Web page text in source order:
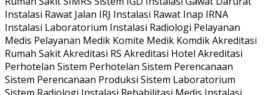
Instalasi Rawat Jalan IRJ Instalasi Rawat Inap IRNA
Instalasi Laboratorium Instalasi Radiologi Pelayanan
Medis Pelayanan Medik Komite Medik Komdik Akreditasi
Rumah Sakit Akreditasi RS Akreditasi Hotel Akreditasi
Perhotelan Sistem Perhotelan Sistem Perencanaan
Sistem Perencanaan Produksi Sistem Laboratorium